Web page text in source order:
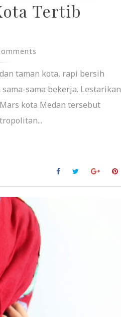
Tertib
taman kota, rapi bersih
sama bekerja. Lestarikan
kota Medan tersebut